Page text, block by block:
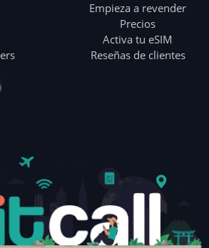
Empieza a revender
Precios
Activa tu eSIM
Reseñas de clientes